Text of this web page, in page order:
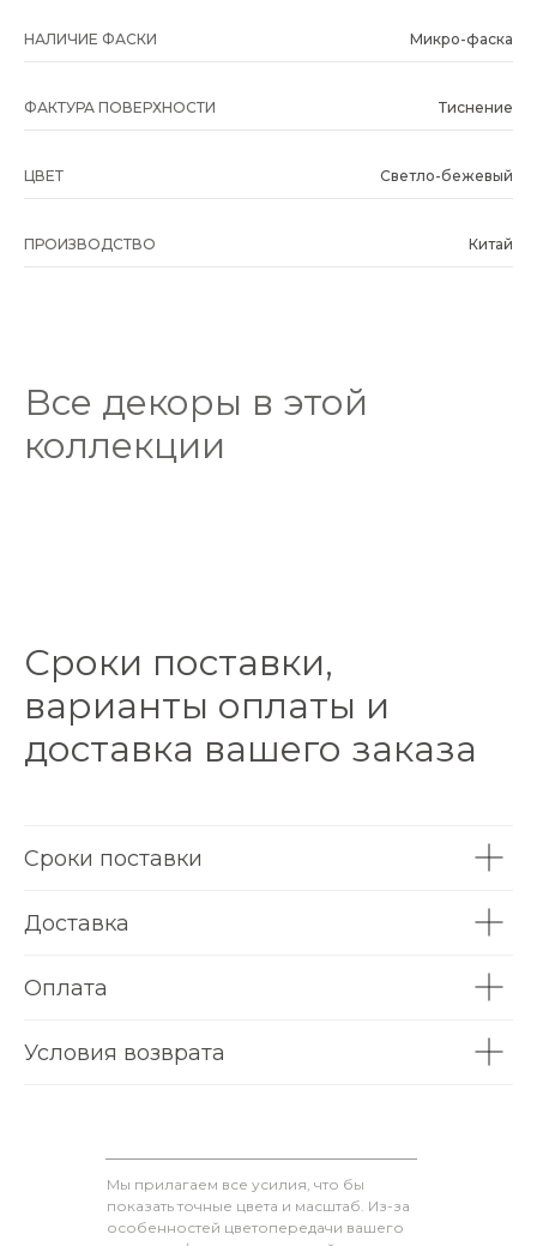
НАЛИЧИЕ ФАСКИ Микро-фаска
ФАКТУРА ПОВЕРХНОСТИ Тиснение
ЦВЕТ Светло-бежевый
ПРОИЗВОДСТВО Китай
Все декоры в этой
коллекции
Сроки поставки,
варианты оплаты и
доставка вашего заказа
Сроки поставки
Доставка
Оплата
Условия возврата
Мы прилагаем все усилия, что бы
показать точные цвета и масштаб. Из-за
особенностей цветопередачи вашего